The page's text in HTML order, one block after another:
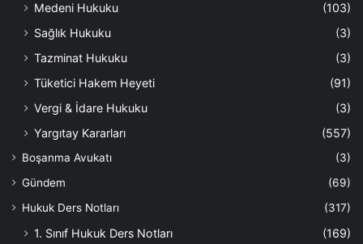
Medeni Hukuku
(103)
Sağlık Hukuku
(3)
Tazminat Hukuku
(3)
Tüketici Hakem Heyeti
(91)
Vergi & İdare Hukuku
(3)
Yargıtay Kararları
(557)
Boşanma Avukatı
(3)
Gündem
(69)
Hukuk Ders Notları
(317)
1. Sınıf Hukuk Ders Notları (169)